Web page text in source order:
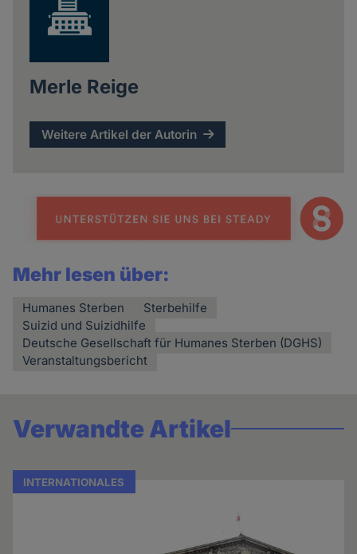
Merle Reige
Weitere Artikel der Autorin
Mehr lesen über:
Humanes Sterben
Sterbehilfe
Suizid und Suizidhilfe
Deutsche Gesellschaft für Humanes Sterben (DGHS)
Veranstaltungsbericht
Verwandte Artikel
INTERNATIONALES